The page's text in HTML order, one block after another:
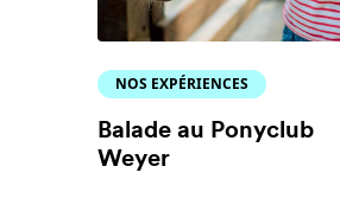
NOS EXPÉRIENCES
Balade au Ponyclub
Weyer